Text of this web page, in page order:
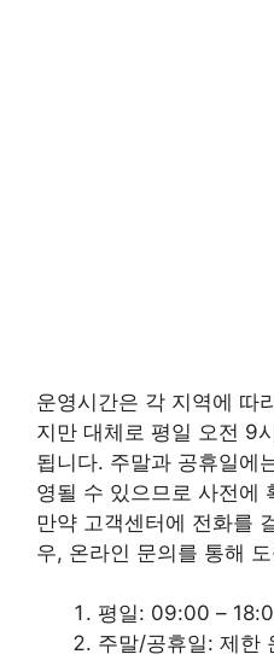
운영시간은 각 지역에 따
지만 대체로 평일 오전 9
됩니다. 주말과 공휴일에
영될 수 있으므로 사전에
만약 고객센터에 전화를
우, 온라인 문의를 통해
평일: 09:00 –
주말/공휴일: 제한